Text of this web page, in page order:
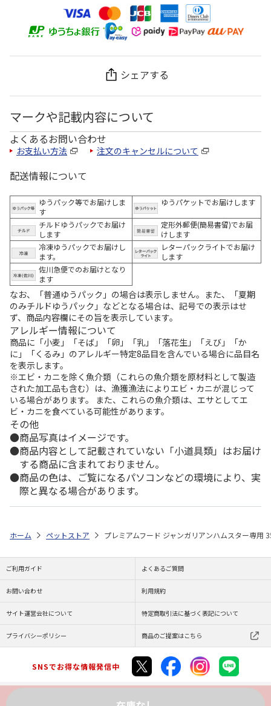
シェアする
マークや記載内容について
よくあるお問い合わせ
お支払い方法 注文のキャンセルについて
配送情報について
ゆうパック等でお届けしま
す
ゆうパケットでお届けします
チルドゆうパックでお届け
します
定形外郵便(簡易書留)でお届
けします
冷凍ゆうパックでお届けし
ます。
レターパックライトでお届け
します
佐川急便でのお届けとなり
ます
なお、「普通ゆうパック」の場合は表示しません。また、「夏期
のみチルドゆうパック」などとなる場合は、記号での表示はせ
ず、商品内容欄にその旨を表示しています。
アレルギー情報について
商品に「小麦」「そば」「卵」「乳」「落花生」「えび」「か
に」「くるみ」のアレルギー特定8品目を含んでいる場合に品目名
を表示します。
※エビ・カニを除く魚介類（これらの魚介類を原材料として製造
された加工品も含む）は、漁獲漁法によりエビ・カニが混じって
いる場合があります。 また、これらの魚介類は、エサとしてエ
ビ・カニを食べている可能性があります。
その他
商品写真はイメージです。
商品内容として記載されていない「小道具類」はお届け
する商品に含まれておりません。
商品の色は、ご覧になるパソコンなどの環境により、実
際と異なる場合があります。
ホーム ペットストア プレミアムフード ジャンガリアンハムスター専用
ご利用ガイド よくあるご質問
お問い合わせ 利用規約
サイト運営会社について 特定商取引法に基づく表記について
プライバシーポリシー 商品のご提案はこちら
SNSでお得な情報発信中